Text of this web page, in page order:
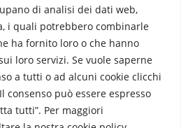
di analisi dei dati web,
i quali potrebbero combinarle
ha fornito loro o che hanno
loro servizi. Se vuole saperne
a tutti o ad alcuni cookie clicchi
consenso può essere espresso
tutti”. Per maggiori
DI PERSIANI DAVIDE & C
– TURBIGO (MI)
– Cell. +39 338 2335 019